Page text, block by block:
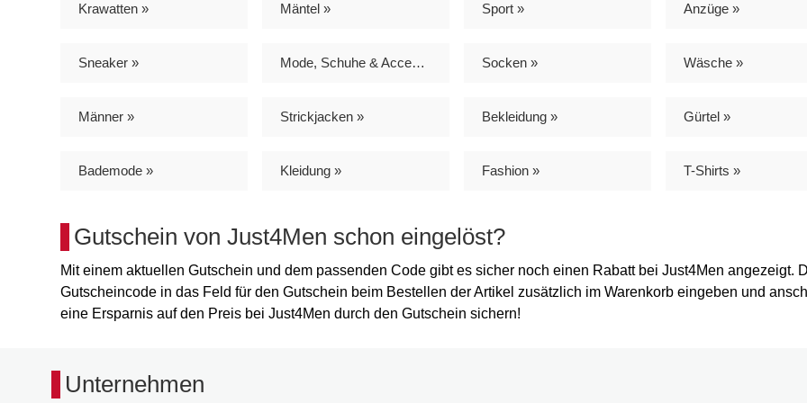
Krawatten » Mäntel » Sport » Anzüge »
Sneaker » Mode, Schuhe & Accessoires » Socken » Wäsche »
Männer » Strickjacken » Bekleidung » Gürtel »
Bademode » Kleidung » Fashion » T-Shirts »
Gutschein von Just4Men schon eingelöst?
Mit einem aktuellen Gutschein und dem passenden Code gibt es sicher noch einen Rabatt bei Just4Men angezeigt.
Gutscheincode in das Feld für den Gutschein beim Bestellen der Artikel zusätzlich im Warenkorb eingeben und
eine Ersparnis auf den Preis bei Just4Men durch den Gutschein sichern!
Unternehmen